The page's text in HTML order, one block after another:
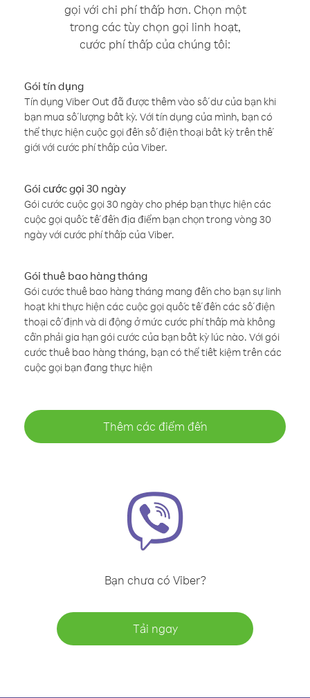
gọi với chi phí thấp hơn. Chọn một
trong các tùy chọn gọi linh hoạt,
cước phí thấp của chúng tôi:
Gói tín dụng
Tín dụng Viber Out đã được thêm vào số dư của bạn khi
bạn mua số lượng bất kỳ. Với tín dụng của mình, bạn có
thể thực hiện cuộc gọi đến số điện thoại bất kỳ trên thế
giới với cước phí thấp của Viber.
Gói cước gọi 30 ngày
Gói cước cuộc gọi 30 ngày cho phép bạn thực hiện các
cuộc gọi quốc tế đến địa điểm bạn chọn trong vòng 30
ngày với cước phí thấp của Viber.
Gói thuê bao hàng tháng
Gói cước thuê bao hàng tháng mang đến cho bạn sự linh
hoạt khi thực hiện các cuộc gọi quốc tế đến các số điện
thoại cố định và di động ở mức cước phí thấp mà không
cần phải gia hạn gói cước của bạn bất kỳ lúc nào. Với gói
cước thuê bao hàng tháng, bạn có thể tiết kiệm trên các
cuộc gọi bạn đang thực hiện
Thêm các điểm đến
Bạn chưa có Viber?
Tải ngay